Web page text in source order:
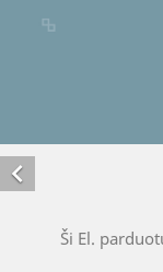
Ši
